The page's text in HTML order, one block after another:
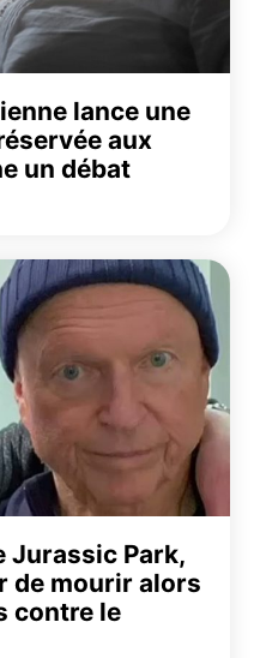
lance une
aux
un débat
Jurassic Park,
de mourir alors
contre le